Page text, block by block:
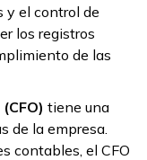
y el control de
los registros
de las
tiene una
de la empresa.
contables, el CFO